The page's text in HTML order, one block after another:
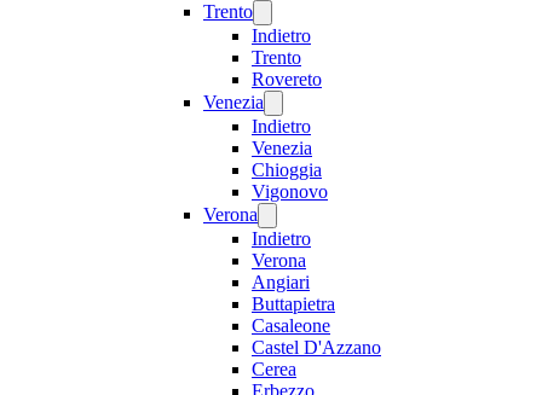
Trento
Indietro
Trento
Rovereto
Venezia
Indietro
Venezia
Chioggia
Vigonovo
Verona
Indietro
Verona
Angiari
Buttapietra
Casaleone
Castel D'Azzano
Cerea
Erbezzo